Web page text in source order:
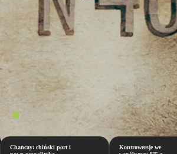
Chancay: chiński port i
Kontrowersje we